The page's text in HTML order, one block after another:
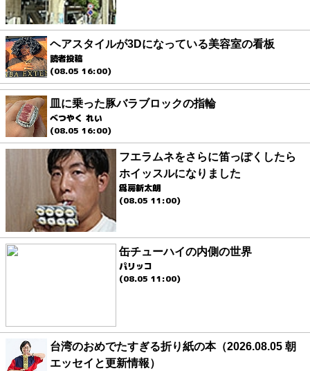
ヘアスタイルが3Dになっている美容室の看板
読者投稿
(08.05 16:00)
皿に乗った豚バラブロックの指輪
べつやく れい
(08.05 16:00)
フエラムネをさらに笛っぽくしたら
ホイッスルになりました
爲房新太朗
(08.05 11:00)
缶チューハイの内側の世界
パリッコ
(08.05 11:00)
台湾のおめでたすぎる折り紙の本（2026.08.05 朝
エッセイと更新情報）